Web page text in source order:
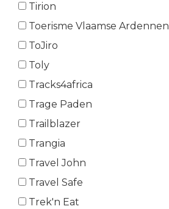
Tirion
Toerisme Vlaamse Ardennen
ToJiro
Toly
Tracks4africa
Trage Paden
Trailblazer
Trangia
Travel John
Travel Safe
Trek'n Eat